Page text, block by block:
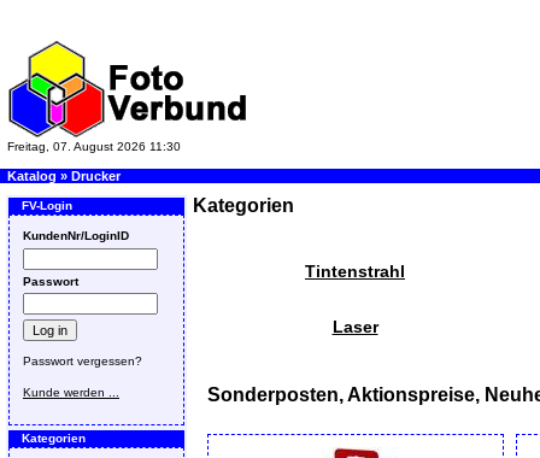
Freitag, 07. August 2026 11:30
Katalog » Drucker
FV-Login
KundenNr/LoginID
Passwort
Passwort vergessen?
Kunde werden ...
Kategorien
Kategorien
Tintenstrahl
Laser
Sonderposten, Aktionspreise,